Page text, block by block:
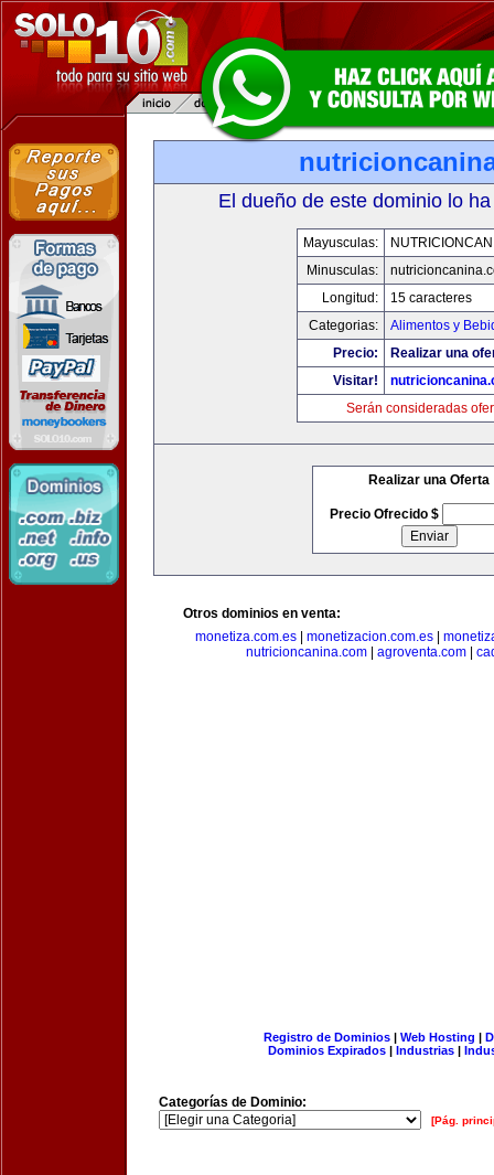
El dueño de este dominio lo
Mayusculas:
Minusculas:
Longitud:
15 caracteres
Categorias:
Alimentos y
Precio:
Realizar una
Visitar!
Serán consideradas
Realizar una Oferta
Precio Ofrecido $
Otros dominios en venta:
monetiza.com.es| monetizacion.com.es|
nutricioncanina.com| agroventa.com|
Registro de Dominios| Web Hosting |
Dominios Expirados | Industrias |
Categorías de Dominio:
[Pág.